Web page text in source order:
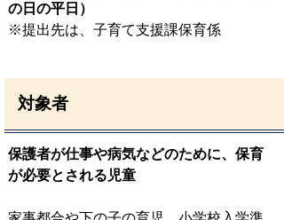
の日の平日）
※提出先は、子育て支援課保育係
対象者
保護者が仕事や病気などのために、保育
が必要とされる児童